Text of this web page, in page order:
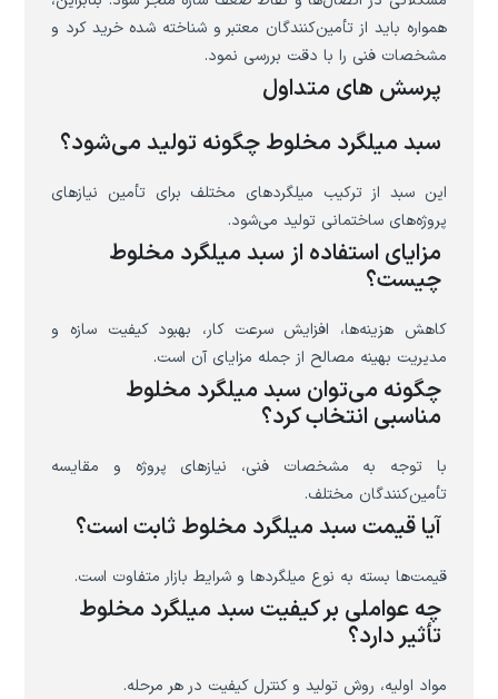
همواره باید از تأمین‌کنندگان معتبر و شناخته شده خرید کرد و
مشخصات فنی را با دقت بررسی نمود.
پرسش های متداول
سبد میلگرد مخلوط چگونه تولید می‌شود؟
این سبد از ترکیب میلگردهای مختلف برای تأمین نیازهای
پروژه‌های ساختمانی تولید می‌شود.
مزایای استفاده از سبد میلگرد مخلوط
چیست؟
کاهش هزینه‌ها، افزایش سرعت کار، بهبود کیفیت سازه و
مدیریت بهینه مصالح از جمله مزایای آن است.
چگونه می‌توان سبد میلگرد مخلوط
مناسبی انتخاب کرد؟
با توجه به مشخصات فنی، نیازهای پروژه و مقایسه
تأمین‌کنندگان مختلف.
آیا قیمت سبد میلگرد مخلوط ثابت است؟
قیمت‌ها بسته به نوع میلگردها و شرایط بازار متفاوت است.
چه عواملی بر کیفیت سبد میلگرد مخلوط
تأثیر دارد؟
مواد اولیه، روش تولید و کنترل کیفیت در هر مرحله.